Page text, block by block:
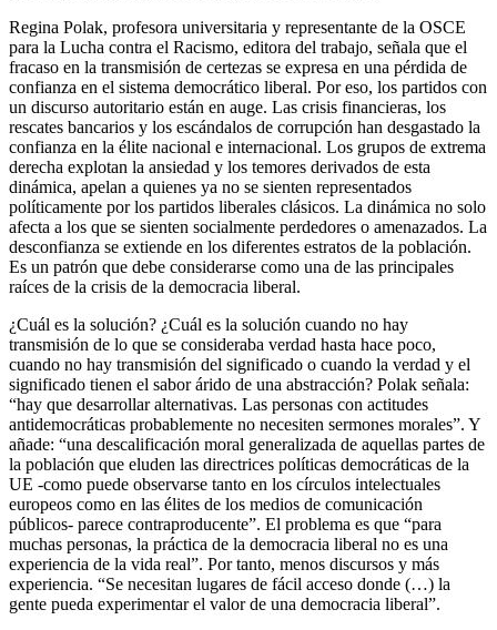
Regina Polak, profesora universitaria y representante de la OSCE
para la Lucha contra el Racismo, editora del trabajo, señala que el
fracaso en la transmisión de certezas se expresa en una pérdida de
confianza en el sistema democrático liberal. Por eso, los partidos con
un discurso autoritario están en auge. Las crisis financieras, los
rescates bancarios y los escándalos de corrupción han desgastado la
confianza en la élite nacional e internacional. Los grupos de extrema
derecha explotan la ansiedad y los temores derivados de esta
dinámica, apelan a quienes ya no se sienten representados
políticamente por los partidos liberales clásicos. La dinámica no solo
afecta a los que se sienten socialmente perdedores o amenazados. La
desconfianza se extiende en los diferentes estratos de la población.
Es un patrón que debe considerarse como una de las principales
raíces de la crisis de la democracia liberal.
¿Cuál es la solución? ¿Cuál es la solución cuando no hay
transmisión de lo que se consideraba verdad hasta hace poco,
cuando no hay transmisión del significado o cuando la verdad y el
significado tienen el sabor árido de una abstracción? Polak señala:
“hay que desarrollar alternativas. Las personas con actitudes
antidemocráticas probablemente no necesiten sermones morales”. Y
añade: “una descalificación moral generalizada de aquellas partes de
la población que eluden las directrices políticas democráticas de la
UE -como puede observarse tanto en los círculos intelectuales
europeos como en las élites de los medios de comunicación
públicos- parece contraproducente”. El problema es que “para
muchas personas, la práctica de la democracia liberal no es una
experiencia de la vida real”. Por tanto, menos discursos y más
experiencia. “Se necesitan lugares de fácil acceso donde (…) la
gente pueda experimentar el valor de una democracia liberal”.